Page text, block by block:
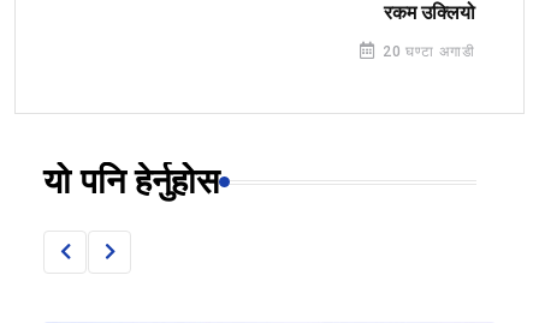
रकम उक्लियो
20 घण्टा अगाडी
यो पनि हेर्नुहोस